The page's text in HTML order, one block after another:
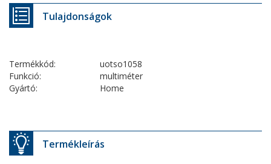
Tulajdonságok
Termékkód:
uotso1058
Funkció:
multiméter
Gyártó:
Home
Termékleírás